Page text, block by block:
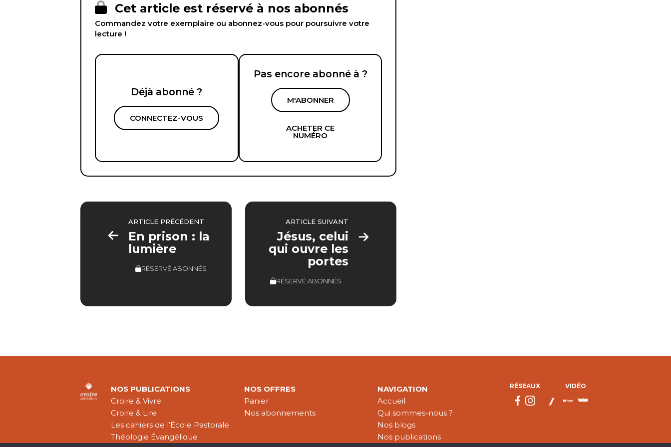
Cet article est réservé à nos abonnés
Commandez votre exemplaire ou abonnez-vous pour poursuivre votre
lecture !
Déjà abonné ?
CONNECTEZ-VOUS
Pas encore abonné à ?
M'ABONNER
ACHETER CE
NUMÉRO
ARTICLE PRÉCÉDENT
En prison : la
lumière
RÉSERVÉ ABONNÉS
ARTICLE SUIVANT
Jésus, celui
qui ouvre les
portes
RÉSERVÉ ABONNÉS
NOS PUBLICATIONS
Croire & Vivre
Croire & Lire
Les cahiers de l’École Pastorale
Théologie Évangélique
NOS OFFRES
Panier
Nos abonnements
NAVIGATION
Accueil
Qui sommes-nous ?
Nos blogs
Nos publications
RÉSEAUX VIDÉO